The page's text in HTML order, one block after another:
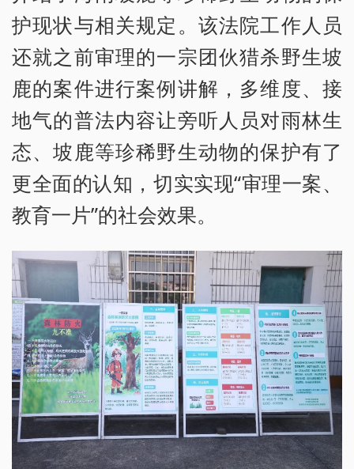
护现状与相关规定。该法院工作人员
还就之前审理的一宗团伙猎杀野生坡
鹿的案件进行案例讲解，多维度、接
地气的普法内容让旁听人员对雨林生
态、坡鹿等珍稀野生动物的保护有了
更全面的认知，切实实现“审理一案、
教育一片”的社会效果。